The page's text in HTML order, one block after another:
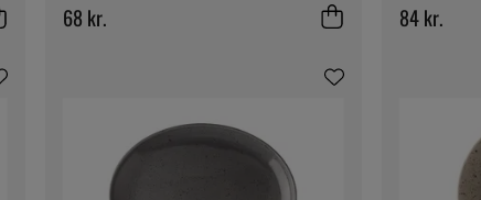
68 kr. 84 kr.